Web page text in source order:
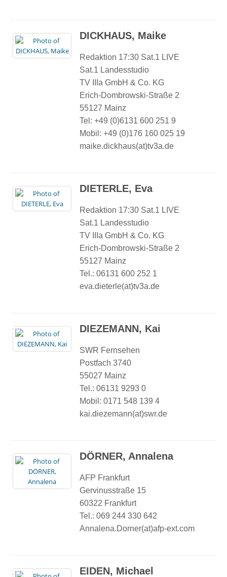
DICKHAUS, Maike
Redaktion 17:30 Sat.1 LIVE
Sat.1 Landesstudio
TV IIIa GmbH & Co. KG
Erich-Dombrowski-Straße 2
55127 Mainz
Tel: +49 (0)6131 600 251 9
Mobil: +49 (0)176 160 025 19
maike.dickhaus(at)tv3a.de
DIETERLE, Eva
Redaktion 17:30 Sat.1 LIVE
Sat.1 Landesstudio
TV IIIa GmbH & Co. KG
Erich-Dombrowski-Straße 2
55127 Mainz
Tel.: 06131 600 252 1
eva.dieterle(at)tv3a.de
DIEZEMANN, Kai
SWR Fernsehen
Postfach 3740
55027 Mainz
Tel.: 06131 9293 0
Mobil: 0171 548 139 4
kai.diezemann(at)swr.de
DÖRNER, Annalena
AFP Frankfurt
Gervinusstraße 15
60322 Frankfurt
Tel.: 069 244 330 642
Annalena.Dorner(at)afp-ext.com
EIDEN, Michael